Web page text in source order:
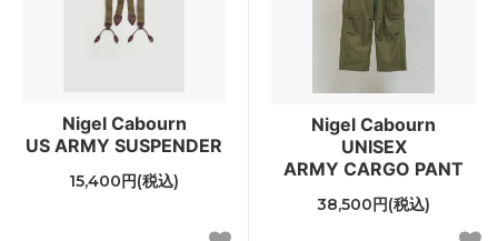
Nigel Cabourn
US ARMY SUSPENDER
15,400円(税込)
Nigel Cabourn
UNISEX
ARMY CARGO PANT
38,500円(税込)